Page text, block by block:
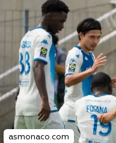
asmonaco.com